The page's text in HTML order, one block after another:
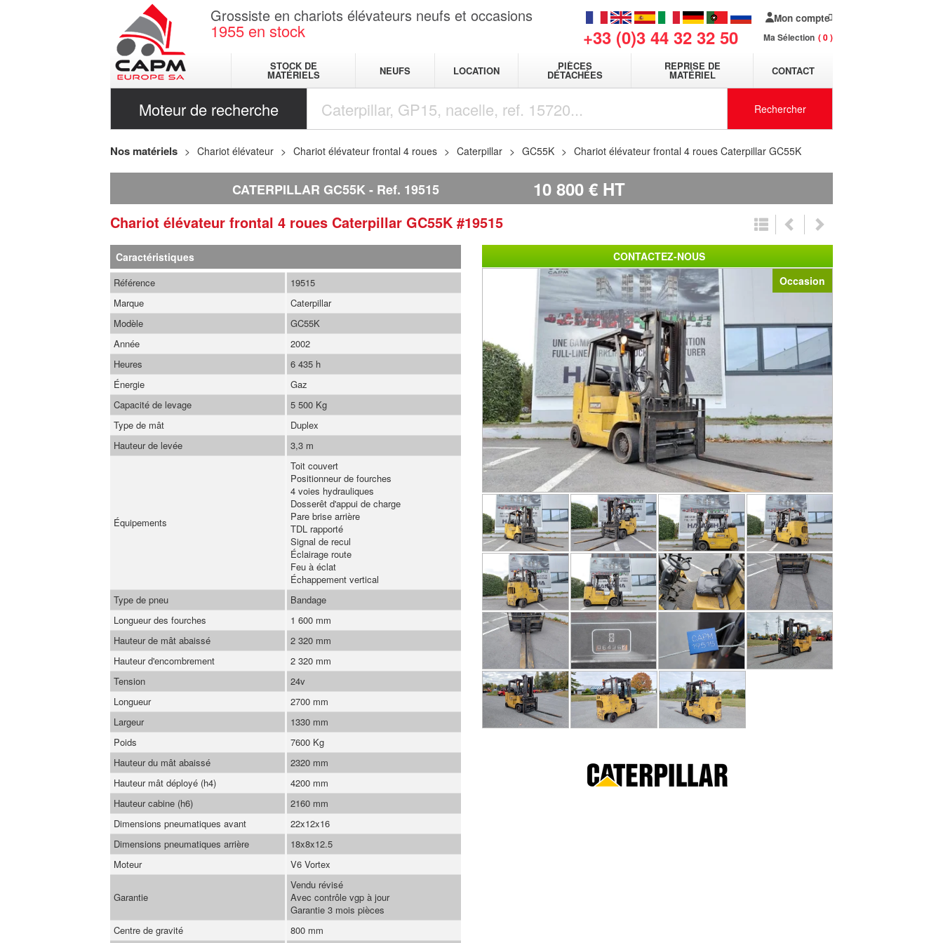
Grossiste en chariots élévateurs neufs et occasions
1955 en stock +33 (0)3 44 32 32 50
Mon compte
Ma Sélection 0
STOCK DE
MATÉRIELS NEUFS LOCATION PIÈCES
DÉTACHÉES
REPRISE DE
MATÉRIEL CONTACT
Moteur de recherche Rechercher
Nos matériels Chariot élévateur Chariot élévateur frontal 4 roues Caterpillar GC55K Chariot élévateur frontal 4 roues Caterpillar GC55K
CATERPILLAR GC55K Ref. 19515 10 800 € HT
Chariot élévateur frontal 4 roues Caterpillar GC55K #19515
Occasion
Caractéristiques
Référence
19515
Marque
Caterpillar
Modèle
GC55K
Année
2002
Heures
6 435 h
Énergie
Gaz
Capacité de levage
5 500 Kg
Type de mât
Duplex
Hauteur de levée
3,3 m
Équipements
Toit couvert
Positionneur de fourches
4 voies hydrauliques
Dosserêt d'appui de charge
Pare brise arrière
TDL rapporté
Signal de recul
Éclairage route
Feu à éclat
Échappement vertical
Type de pneu
Bandage
Longueur des fourches
1 600 mm
Hauteur de mât abaissé
2 320 mm
Hauteur d'encombrement
2 320 mm
Tension
24v
Longueur
2700 mm
Largeur
1330 mm
Poids
7600 Kg
Hauteur du mât abaissé
2320 mm
Hauteur mât déployé (h4)
4200 mm
Hauteur cabine (h6)
2160 mm
Dimensions pneumatiques avant
22x12x16
Dimensions pneumatiques arrière
18x8x12.5
Moteur
V6 Vortex
Garantie
Vendu révisé
Avec contrôle vgp à jour
Garantie 3 mois pièces
Centre de gravité
800 mm
CONTACTEZ-NOUS